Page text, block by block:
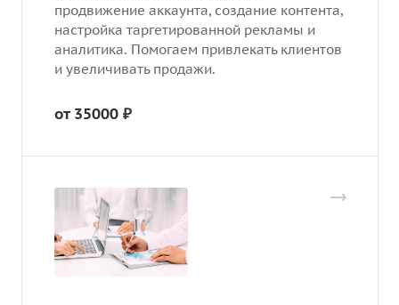
продвижение аккаунта, создание контента,
настройка таргетированной рекламы и
аналитика. Помогаем привлекать клиентов
и увеличивать продажи.
от 35000 ₽